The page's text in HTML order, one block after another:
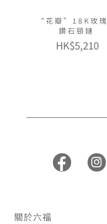
“花瓣”18K玫
鑽石頸鏈
HK$5,210
關於六福